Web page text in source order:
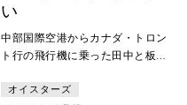
い
中部国際空港からカナダ・トロン
ト行の飛行機に乗った田中と板
いた日本人のツアーガイドと共
オイスターズ